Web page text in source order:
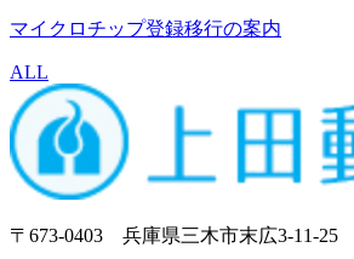
マイクロチップ登録移行の案内
ALL
〒673-0403 兵庫県三木市末広3-11-25